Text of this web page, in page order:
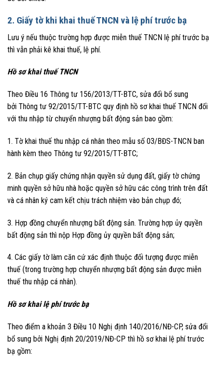
2. Giấy tờ khi khai thuế TNCN và lệ phí trước bạ
Lưu ý nếu thuộc trường hợp được miễn thuế TNCN lệ phí trước bạ
thì vẫn phải kê khai thuế, lệ phí.
Hồ sơ khai thuế TNCN
Theo Điều 16 Thông tư 156/2013/TT-BTC, sửa đổi bổ sung
bởi Thông tư 92/2015/TT-BTC quy định hồ sơ khai thuế TNCN đối
với thu nhập từ chuyển nhượng bất động sản bao gồm:
1. Tờ khai thuế thu nhập cá nhân theo mẫu số 03/BĐS-TNCN ban
hành kèm theo Thông tư 92/2015/TT-BTC;
2. Bản chụp giấy chứng nhận quyền sử dụng đất, giấy tờ chứng
minh quyền sở hữu nhà hoặc quyền sở hữu các công trình trên đất
và cá nhân ký cam kết chịu trách nhiệm vào bản chụp đó;
3. Hợp đồng chuyển nhượng bất động sản. Trường hợp ủy quyền
bất động sản thì nộp Hợp đồng ủy quyền bất động sản;
4. Các giấy tờ làm căn cứ xác định thuộc đối tượng được miễn
thuế (trong trường hợp chuyển nhượng bất động sản được miễn
thuế thu nhập cá nhân).
Hồ sơ khai lệ phí trước bạ
Theo điểm a khoản 3 Điều 10 Nghị định 140/2016/NĐ-CP, sửa đổi
bổ sung bởi Nghị định 20/2019/NĐ-CP thì hồ sơ khai lệ phí trước
bạ gồm: